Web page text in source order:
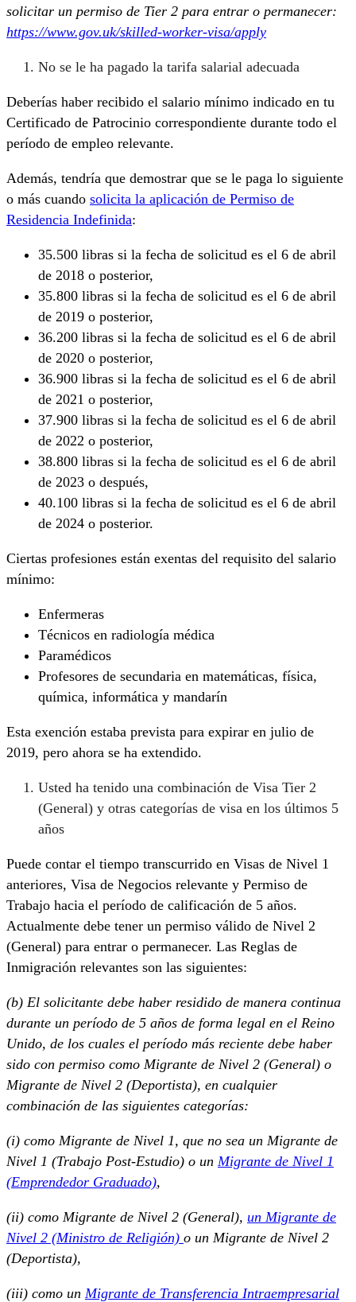
solicitar un permiso de Tier 2 para entrar o permanecer:
https://www.gov.uk/skilled-worker-visa/apply
No se le ha pagado la tarifa salarial adecuada
Deberías haber recibido el salario mínimo indicado en tu
Certificado de Patrocinio correspondiente durante todo el
período de empleo relevante.
Además, tendría que demostrar que se le paga lo siguiente
o más cuando solicita la aplicación de Permiso de
Residencia Indefinida:
35.500 libras si la fecha de solicitud es el 6 de abril
de 2018 o posterior,
35.800 libras si la fecha de solicitud es el 6 de abril
de 2019 o posterior,
36.200 libras si la fecha de solicitud es el 6 de abril
de 2020 o posterior,
36.900 libras si la fecha de solicitud es el 6 de abril
de 2021 o posterior,
37.900 libras si la fecha de solicitud es el 6 de abril
de 2022 o posterior,
38.800 libras si la fecha de solicitud es el 6 de abril
de 2023 o después,
40.100 libras si la fecha de solicitud es el 6 de abril
de 2024 o posterior.
Ciertas profesiones están exentas del requisito del salario
mínimo:
Enfermeras
Técnicos en radiología médica
Paramédicos
Profesores de secundaria en matemáticas, física,
química, informática y mandarín
Esta exención estaba prevista para expirar en julio de
2019, pero ahora se ha extendido.
Usted ha tenido una combinación de Visa Tier 2
(General) y otras categorías de visa en los últimos 5
años
Puede contar el tiempo transcurrido en Visas de Nivel 1
anteriores, Visa de Negocios relevante y Permiso de
Trabajo hacia el período de calificación de 5 años.
Actualmente debe tener un permiso válido de Nivel 2
(General) para entrar o permanecer. Las Reglas de
Inmigración relevantes son las siguientes:
(b) El solicitante debe haber residido de manera continua
durante un período de 5 años de forma legal en el Reino
Unido, de los cuales el período más reciente debe haber
sido con permiso como Migrante de Nivel 2 (General) o
Migrante de Nivel 2 (Deportista), en cualquier
combinación de las siguientes categorías:
(i) como Migrante de Nivel 1, que no sea un Migrante de
Nivel 1 (Trabajo Post-Estudio) o un Migrante de Nivel 1
(Emprendedor Graduado),
(ii) como Migrante de Nivel 2 (General), un Migrante de
Nivel 2 (Ministro de Religión) o un Migrante de Nivel 2
(Deportista),
(iii) como un Migrante de Transferencia Intraempresarial